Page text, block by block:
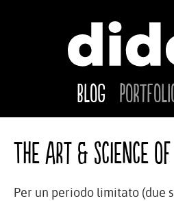
Blog
The Art & Science of
Per un periodo limitato (due